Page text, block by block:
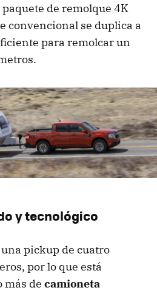
de remolque 4K
convencional se duplica a
para remolcar un
y tecnológico
pickup de cuatro
por lo que está
más de camioneta